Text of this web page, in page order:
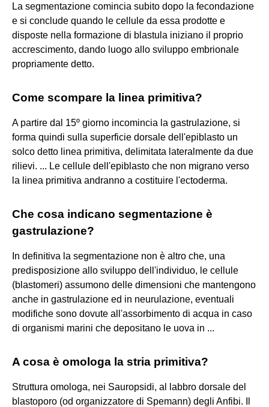
La segmentazione comincia subito dopo la fecondazione
e si conclude quando le cellule da essa prodotte e
disposte nella formazione di blastula iniziano il proprio
accrescimento, dando luogo allo sviluppo embrionale
propriamente detto.
Come scompare la linea primitiva?
A partire dal 15º giorno incomincia la gastrulazione, si
forma quindi sulla superficie dorsale dell'epiblasto un
solco detto linea primitiva, delimitata lateralmente da due
rilievi. ... Le cellule dell'epiblasto che non migrano verso
la linea primitiva andranno a costituire l'ectoderma.
Che cosa indicano segmentazione è
gastrulazione?
In definitiva la segmentazione non è altro che, una
predisposizione allo sviluppo dell'individuo, le cellule
(blastomeri) assumono delle dimensioni che mantengono
anche in gastrulazione ed in neurulazione, eventuali
modifiche sono dovute all'assorbimento di acqua in caso
di organismi marini che depositano le uova in ...
A cosa è omologa la stria primitiva?
Struttura omologa, nei Sauropsidi, al labbro dorsale del
blastoporo (od organizzatore di Spemann) degli Anfibi. Il